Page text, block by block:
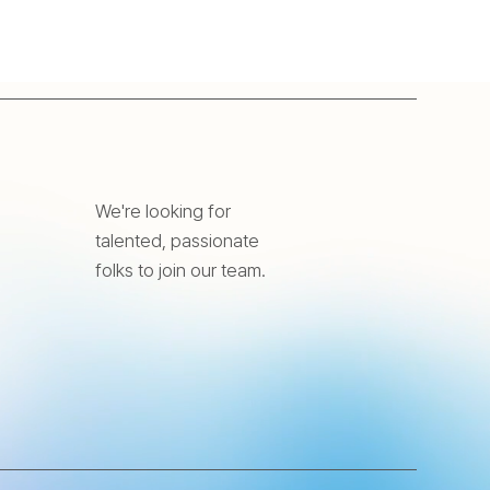
We're looking for
talented, passionate
folks to join our team.